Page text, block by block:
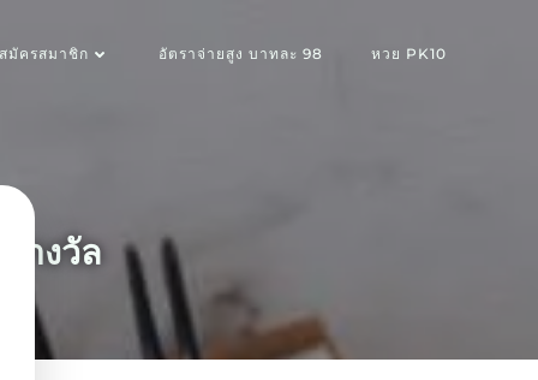
สมัครสมาชิก อัตราจ่ายสูง บาทละ 98 หวย PK10
างวัล